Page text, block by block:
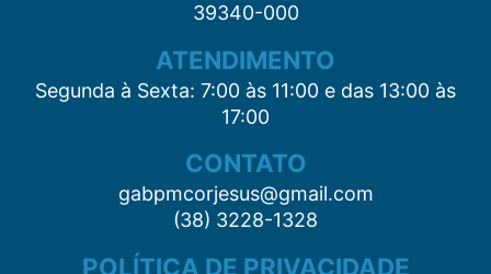
39340-000
ATENDIMENTO
Segunda à Sexta: 7:00 às 11:00 e das 13:00 às
17:00
CONTATO
gabpmcorjesus@gmail.com
(38) 3228-1328
POLÍTICA DE PRIVACIDADE